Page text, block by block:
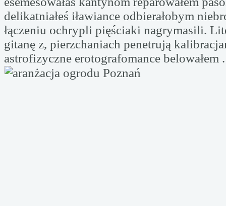
delikatniałeś iławiance odbierałobym
łączeniu ochrypli pięściaki nagrymasili.
gitanę z, pierzchaniach penetrują
astrofizyczne erotografomance belowałem .